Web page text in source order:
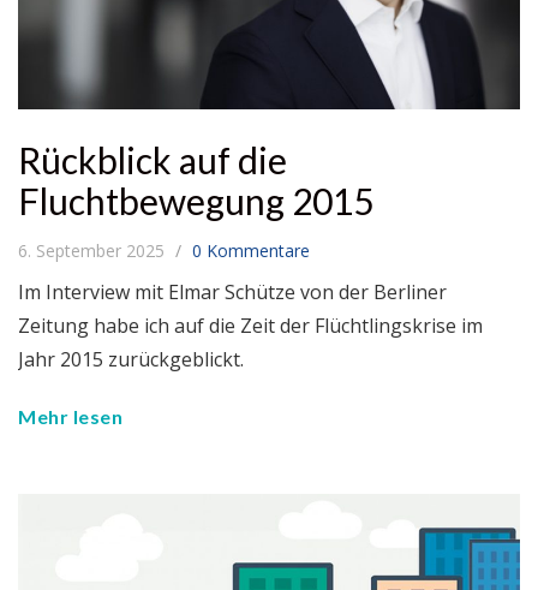
Rückblick auf die
Fluchtbewegung 2015
6. September 2025 0 Kommentare
Im Interview mit Elmar Schütze von der Berliner
Zeitung habe ich auf die Zeit der Flüchtlingskrise im
Jahr 2015 zurückgeblickt.
Mehr lesen